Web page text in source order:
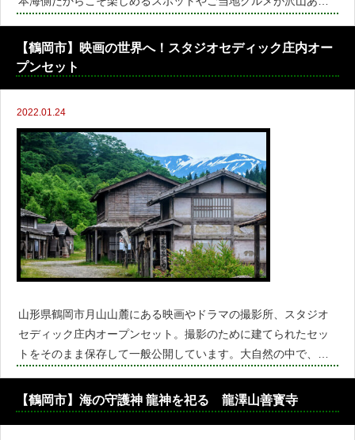
32.7㎞ 走行時間：約3時間 有料道路料
【鶴岡市】映画の世界へ！スタジオセディック庄内オー
プンセット
2022.01.24
山形県鶴岡市月山山麓にある映画やドラマの撮影所、スタジオ
セディック庄内オープンセット。撮影のために建てられたセッ
トをそのまま保存して一般公開しています。大自然の中で、タ
集落などの様々な撮影セットを見ることができます。日本の古
き村にタイ
【鶴岡市】海の守護神 龍神を祀る 龍澤山善寳寺